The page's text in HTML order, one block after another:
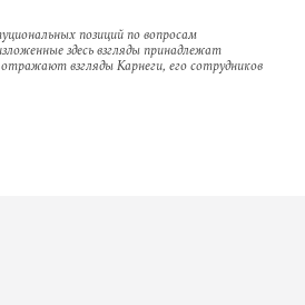
позиций по вопросам
здесь взгляды принадлежат
взгляды Карнеги, его сотрудников